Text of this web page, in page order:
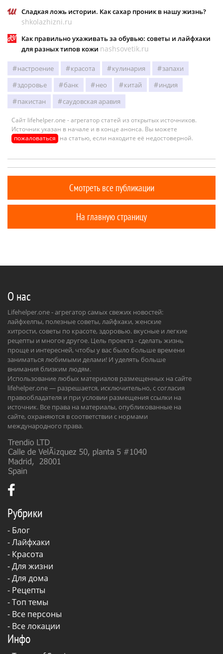
Сладкая ложь истории. Как сахар проник в нашу жизнь?
shkolazhizni.ru
Как правильно ухаживать за обувью: советы и лайфхаки
для разных типов кожи nashsovetik.ru
настроение красота кулинария
запахи
здоровье
банк нео китай
индия
пакистан
саудовская аравия
Сайт lifehelper.one - агрегатор статей из открытых источников.
Источник указан в начале и в конце анонса. Вы можете
пожаловаться на статью, если находите её недостоверной.
Смотреть все публикации
На главную страницу
О нас
Lifehelper.one - агрегатор самых свежих новостей:
лайфхелпы, полезные советы, лайфхаки, женские
хитрости, советы по красоте, здоровью. вкусные и легкие
рецепты и многое другое. Цель проекта - сделать жизнь
проще и интересней, чтобы у вас было больше времени
заниматься любимыми делами! И уделять больше
внимания близким людям.
Использование любых материалов размещенных на сайте
lifehelper.one — разрешается, исключительно, с согласия
правообладателя и при условии размещения ссылки на
источник. Все права на материалы, опубликованные на
сайте, охраняются в соответствии с нормами
международного права.
Рубрики
- Блог
-Лайфхаки
- Красота
-Для жизни
-Для дома
- Рецепты
- Топ темы
- Все персоны
- Все локации
Инфо